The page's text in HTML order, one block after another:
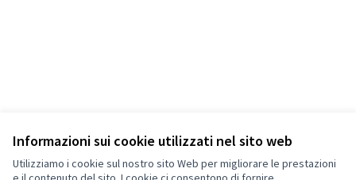
Informazioni sui cookie utilizzati nel sito web
Utilizziamo i cookie sul nostro sito Web per migliorare le prestazioni
Termini di servizio
Impostazioni dei cookie